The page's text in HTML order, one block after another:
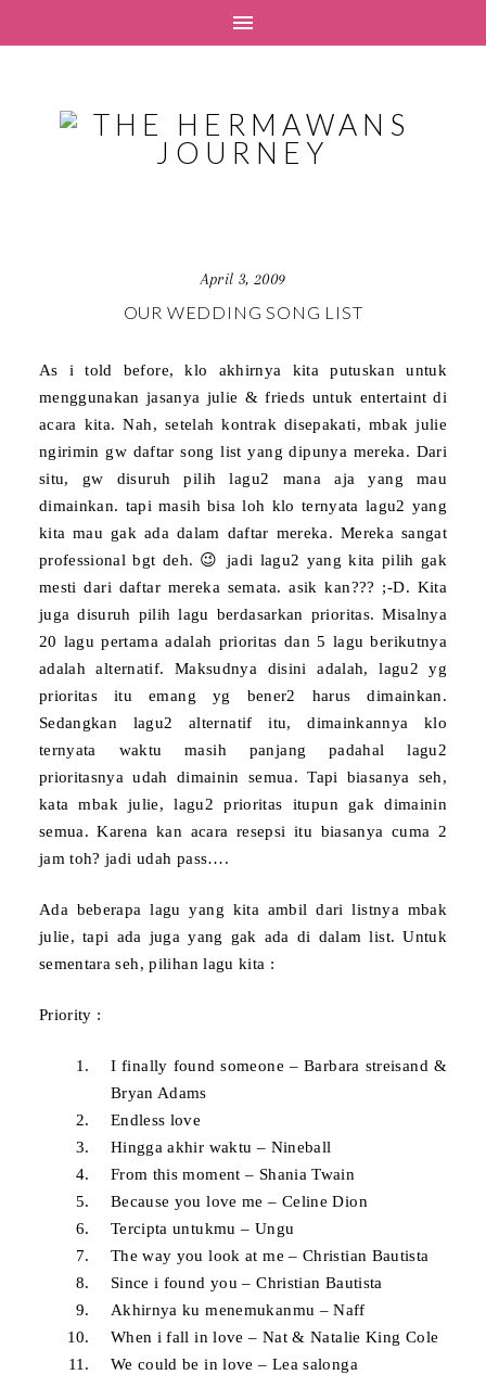
April 3, 2009
OUR WEDDING SONG LIST
As i told before, klo akhirnya kita putuskan untuk
menggunakan jasanya julie & frieds untuk entertaint di
acara kita. Nah, setelah kontrak disepakati, mbak julie
ngirimin gw daftar song list yang dipunya mereka. Dari
situ, gw disuruh pilih lagu2 mana aja yang mau
dimainkan. tapi masih bisa loh klo ternyata lagu2 yang
kita mau gak ada dalam daftar mereka. Mereka sangat
professional bgt deh. 😉 jadi lagu2 yang kita pilih gak
mesti dari daftar mereka semata. asik kan??? ;-D. Kita
juga disuruh pilih lagu berdasarkan prioritas. Misalnya
20 lagu pertama adalah prioritas dan 5 lagu berikutnya
adalah alternatif. Maksudnya disini adalah, lagu2 yg
prioritas itu emang yg bener2 harus dimainkan.
Sedangkan lagu2 alternatif itu, dimainkannya klo
ternyata waktu masih panjang padahal lagu2
prioritasnya udah dimainin semua. Tapi biasanya seh,
kata mbak julie, lagu2 prioritas itupun gak dimainin
semua. Karena kan acara resepsi itu biasanya cuma 2
jam toh? jadi udah pass….
Ada beberapa lagu yang kita ambil dari listnya mbak
julie, tapi ada juga yang gak ada di dalam list. Untuk
sementara seh, pilihan lagu kita :
Priority :
I finally found someone – Barbara streisand &
Bryan Adams
Endless love
Hingga akhir waktu – Nineball
From this moment – Shania Twain
Because you love me – Celine Dion
Tercipta untukmu – Ungu
The way you look at me – Christian Bautista
Since i found you – Christian Bautista
Akhirnya ku menemukanmu – Naff
When i fall in love – Nat & Natalie King Cole
We could be in love – Lea salonga